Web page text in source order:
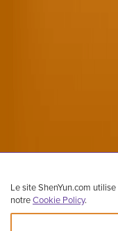
Le site ShenYun.com
notreCookie Policy.